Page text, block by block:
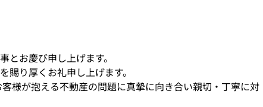
お慶び申し上げます。
賜り厚くお礼申し上げます。
様が抱える不動産の問題に真摯に向き合い親切・丁寧に対